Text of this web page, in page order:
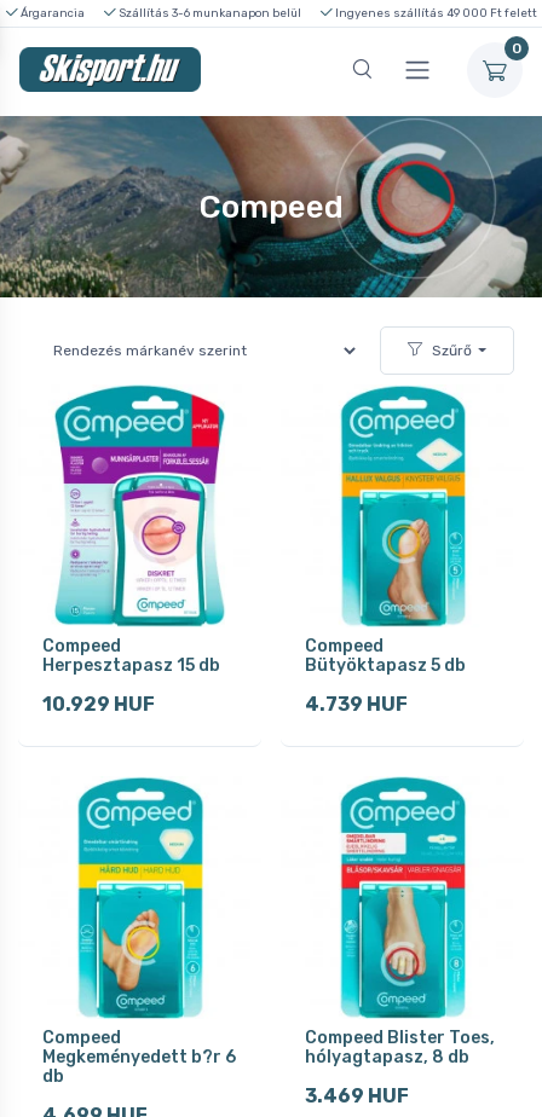
Árgarancia Szállítás 3-6 munkanapon belül Ingyenes szállítás 49 000 Ft felett
0
Compeed
Szűrő
Compeed
Herpesztapasz 15 db
10.929 HUF
Compeed
Bütyöktapasz 5 db
4.739 HUF
Compeed
Megkeményedett b?r 6
db
Compeed Blister Toes,
hólyagtapasz, 8 db
3.469 HUF